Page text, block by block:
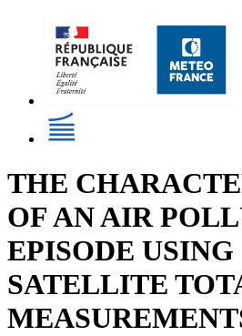
THE
OF AN AIR
EPISODE USING
SATELLITE